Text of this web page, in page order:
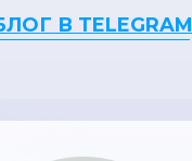
В TELEGRAM